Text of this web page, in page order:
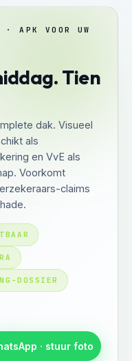
APK VOOR UW
Tien
dak. Visueel
als
en VvE als
Voorkomt
claims
DOSSIER
· stuur foto